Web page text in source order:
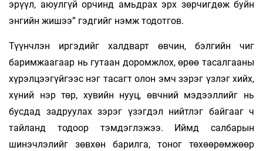
эрүүл, аюулгүй орчинд амьдрах эрх зөрчигдөж буйн
энгийн жишээ” гэдгийг нэмж тодотгов.
Түүнчлэн иргэдийг халдварт өвчин, бэлгийн чиг
баримжаагаар нь гутаан доромжлох, өрөө тасалгааны
хүрэлцээгүйгээс нэг тасагт олон эмч зэрэг үзлэг хийх,
хүний нэр төр, хувийн нууц, өвчний мэдээллийг нь
бусдад задруулах зэрэг үзэгдэл нийтлэг байгааг ч
тайланд тодоор тэмдэглэжээ. Иймд салбарын
шинэчлэлийг зөвхөн барилга, тоног төхөөрөмжөөр